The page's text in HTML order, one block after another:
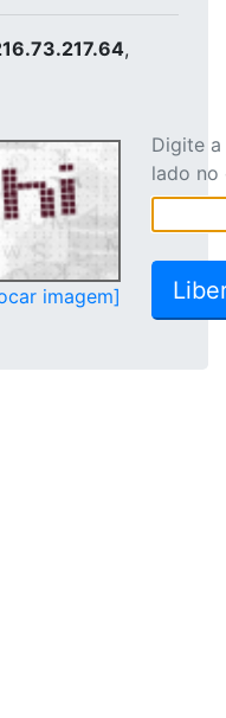
,
imagem]
Digite
lado no